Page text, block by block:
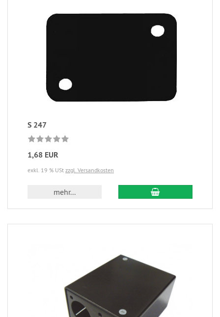
S 247
1,68 EUR
exkl. 19 % USt zzgl. Versandkosten
mehr...